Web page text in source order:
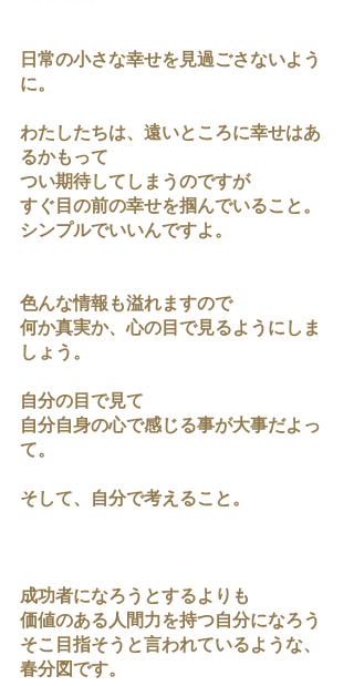
日常の小さな幸せを見過ごさないよう
に。
わたしたちは、遠いところに幸せはあ
るかもって
つい期待してしまうのですが
すぐ目の前の幸せを掴んでいること。
シンプルでいいんですよ。
色んな情報も溢れますので
何か真実か、心の目で見るようにしま
しょう。
自分の目で見て
自分自身の心で感じる事が大事だよっ
て。
そして、自分で考えること。
成功者になろうとするよりも
価値のある人間力を持つ自分になろう
そこ目指そうと言われているような、
春分図です。